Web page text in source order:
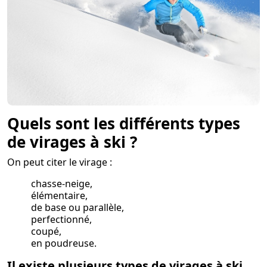
Quels sont les différents types
de virages à ski ?
On peut citer le virage :
chasse-neige,
élémentaire,
de base ou parallèle,
perfectionné,
coupé,
en poudreuse.